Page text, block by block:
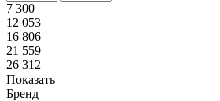
7 300
12 053
16 806
21 559
26 312
Показать
Бренд